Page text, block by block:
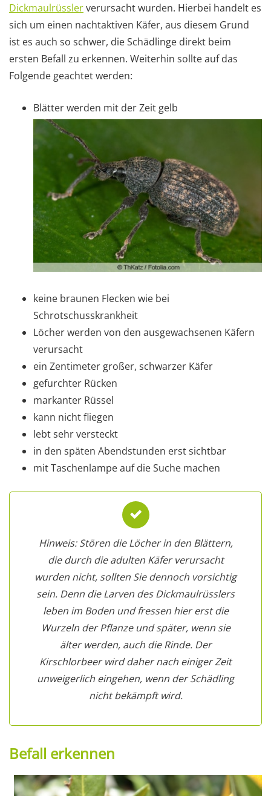
Dickmaulrüsslerverursacht wurden. Hierbei handelt es
sich um einen nachtaktiven Käfer, aus diesem Grund
ist es auch so schwer, die Schädlinge direkt beim
ersten Befall zu erkennen. Weiterhin sollte auf das
Folgende geachtet werden:
Blätter werden mit der Zeit gelb
keine braunen Flecken wie bei
Schrotschusskrankheit
Löcher werden von den ausgewachsenen Käfern
verursacht
ein Zentimeter großer, schwarzer Käfer
gefurchter Rücken
markanter Rüssel
kann nicht fliegen
lebt sehr versteckt
in den späten Abendstunden erst sichtbar
mit Taschenlampe auf die Suche machen
Hinweis: Stören die Löcher in den Blättern,
die durch die adulten Käfer verursacht
wurden nicht, sollten Sie dennoch vorsichtig
sein. Denn die Larven des Dickmaulrüsslers
leben im Boden und fressen hier erst die
Wurzeln der Pflanze und später, wenn sie
älter werden, auch die Rinde. Der
Kirschlorbeer wird daher nach einiger Zeit
unweigerlich eingehen, wenn der Schädling
nicht bekämpft wird.
Befall erkennen